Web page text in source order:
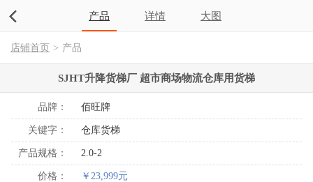
产品 详情 大图
店铺首页 > 产品
SJHT升降货梯厂 超市商场物流仓库用货梯
品牌： 佰旺牌
关键字： 仓库货梯
产品规格： 2.0-2
价格： ￥23,999元